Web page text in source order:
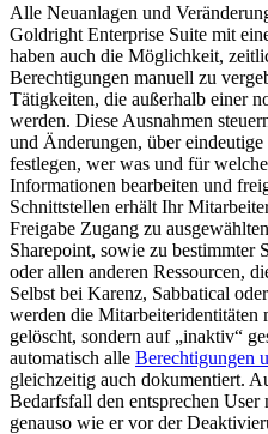
Alle Neuanlagen und
Goldright Enterprise Suite mit
haben auch die Möglichkeit,
Berechtigungen manuell zu
Tätigkeiten, die außerhalb einer
werden. Diese Ausnahmen
und Änderungen, über
festlegen, wer was und für
Informationen bearbeiten und
Schnittstellen erhält Ihr
Freigabe Zugang zu
Sharepoint, sowie zu bestimmter
oder allen anderen Ressourcen,
Selbst bei Karenz, Sabbatical
werden die
gelöscht, sondern auf „inaktiv“
automatisch alle Berechtigungen
gleichzeitig auch dokumentiert.
Bedarfsfall den entsprechen
genauso wie er vor der